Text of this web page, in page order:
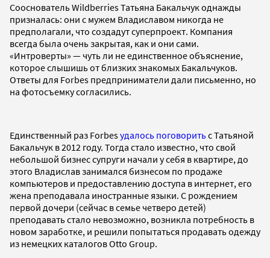
Сооснователь Wildberries Татьяна Бакальчук однажды
призналась: они с мужем Владиславом никогда не
предполагали, что создадут суперпроект. Компания
всегда была очень закрытая, как и они сами.
«Интроверты» — чуть ли не единственное объяснение,
которое слышишь от близких знакомых Бакальчуков.
Ответы для Forbes предприниматели дали письменно, но
на фотосъемку согласились.
Единственный раз Forbesудалось поговоритьс Татьяной
Бакальчук в 2012 году. Тогда стало известно, что свой
небольшой бизнес супруги начали у себя в квартире, до
этого Владислав занимался бизнесом по продаже
компьютеров и предоставлению доступа в интернет, его
жена преподавала иностранные языки. С рождением
первой дочери (сейчас в семье четверо детей)
преподавать стало невозможно, возникла потребность в
новом заработке, и решили попытаться продавать одежду
из немецких каталогов Otto Group.